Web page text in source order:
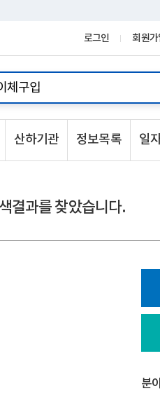
로그인 회원가
산하기관 정보목록 일
결과를 찾았습니다.
분